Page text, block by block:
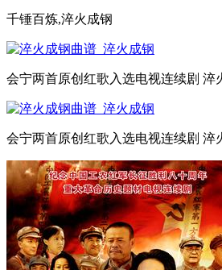
千锤百炼,淬火成钢
会宁两首原创红歌入选电视连续剧 淬
会宁两首原创红歌入选电视连续剧 淬